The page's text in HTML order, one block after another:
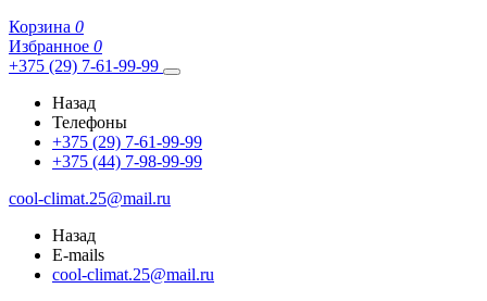
Корзина 0
Избранное 0
+375 (29) 7-61-99-99
Назад
Телефоны
+375 (29) 7-61-99-99
+375 (44) 7-98-99-99
cool-climat.25@mail.ru
Назад
E-mails
cool-climat.25@mail.ru